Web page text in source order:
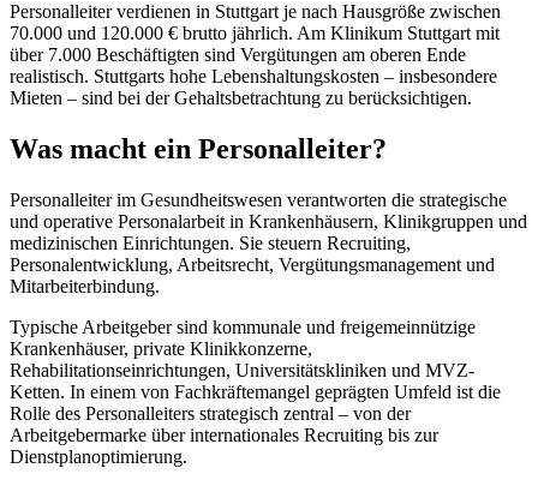
Personalleiter verdienen in Stuttgart je nach Hausgröße zwischen
70.000 und 120.000 € brutto jährlich. Am Klinikum Stuttgart mit
über 7.000 Beschäftigten sind Vergütungen am oberen Ende
realistisch. Stuttgarts hohe Lebenshaltungskosten – insbesondere
Mieten – sind bei der Gehaltsbetrachtung zu berücksichtigen.
Was macht ein Personalleiter?
Personalleiter im Gesundheitswesen verantworten die strategische
und operative Personalarbeit in Krankenhäusern, Klinikgruppen und
medizinischen Einrichtungen. Sie steuern Recruiting,
Personalentwicklung, Arbeitsrecht, Vergütungsmanagement und
Mitarbeiterbindung.
Typische Arbeitgeber sind kommunale und freigemeinnützige
Krankenhäuser, private Klinikkonzerne,
Rehabilitationseinrichtungen, Universitätskliniken und MVZ-
Ketten. In einem von Fachkräftemangel geprägten Umfeld ist die
Rolle des Personalleiters strategisch zentral – von der
Arbeitgebermarke über internationales Recruiting bis zur
Dienstplanoptimierung.